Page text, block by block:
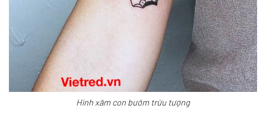
Hình xăm con bướm trừu tượng